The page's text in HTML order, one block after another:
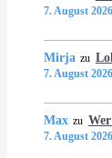
7. August 2026
Mirja zu
7. August 2026
Max zu
7. August 2026